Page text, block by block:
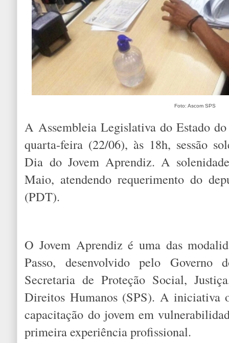
Foto: Ascom SPS
A Assembleia Legislativa do Estado
quarta-feira (22/06), às 18h, sessão
Dia do Jovem Aprendiz. A
Maio, atendendo requerimento do
(PDT).
O Jovem Aprendiz é uma das
Passo, desenvolvido pelo
Secretaria de Proteção Social,
Direitos Humanos (SPS). A iniciativa
capacitação do jovem em
primeira experiência profissional.